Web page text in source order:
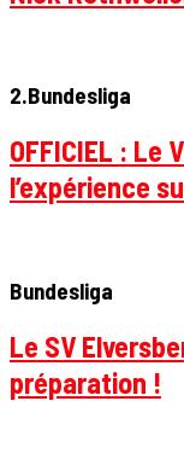
2.Bundesliga
OFFICIEL : Le
l’expérience
Bundesliga
Le SV
préparation !